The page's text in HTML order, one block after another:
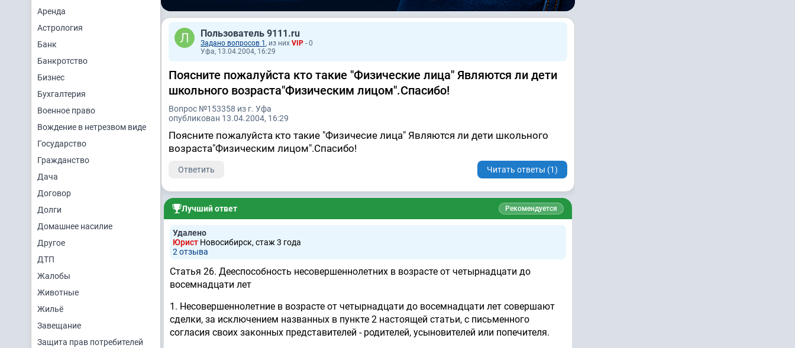
Аренда
Астрология
Банк
Банкротство
Бизнес
Бухгалтерия
Военное право
Вождение в нетрезвом виде
Государство
Гражданство
Дача
Договор
Долги
Домашнее насилие
Другое
ДТП
Жалобы
Животные
Жильё
Завещание
Защита прав потребителей
Пользователь 9111.ru
Задано вопросов 1 , из них VIP - 0
Уфа, 13.04.2004, 16:29
Поясните пожалуйста кто такие "Физические лица" Являются ли дети
школьного возраста"Физическим лицом".Спасибо!
Вопрос №153358 из г. Уфа
опубликован 13.04.2004, 16:29
Поясните пожалуйста кто такие "Физичесие лица" Являются ли дети школьного
возраста"Физическим лицом".Спасибо!
Ответить Читать ответы (1)
Лучший ответ Рекомендуется
Удалено
Юрист Новосибирск, стаж 3 годa
2 отзывa
Статья 26. Дееспособность несовершеннолетних в возрасте от четырнадцати до
восемнадцати лет
1. Несовершеннолетние в возрасте от четырнадцати до восемнадцати лет совершают
сделки, за исключением названных в пункте 2 настоящей статьи, с письменного
согласия своих законных представителей - родителей, усыновителей или попечителя.